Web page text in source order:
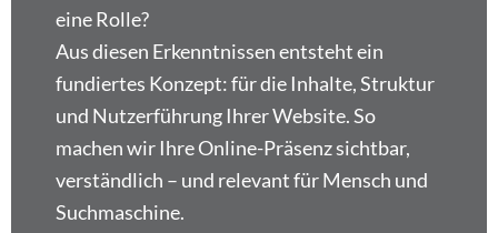
eine Rolle?
Aus diesen Erkenntnissen entsteht ein
fundiertes Konzept: für die Inhalte, Struktur
und Nutzerführung Ihrer Website. So
machen wir Ihre Online-Präsenz sichtbar,
verständlich – und relevant für Mensch und
Suchmaschine.